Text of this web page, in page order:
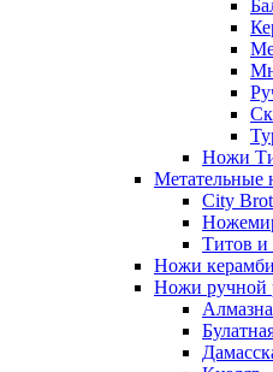
Ножи
Метательные
City
Титов и
Ножи
Ножи ручной